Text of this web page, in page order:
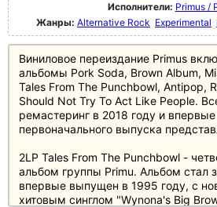
Исполнители: Primus /
Жанры: Alternative Rock Experimental
Виниловое переиздание Primus
альбомы Pork Soda, Brown Album,
Tales From The Punchbowl, Antipop,
Should Not Try To Act Like People.
ремастеринг в 2018 году и
первоначального выпуска
2LP Tales From The Punchbowl -
альбом группы Primu. Альбом стал
впервые выпущен в 1995 году, с
хитовым синглом "Wynona's Big